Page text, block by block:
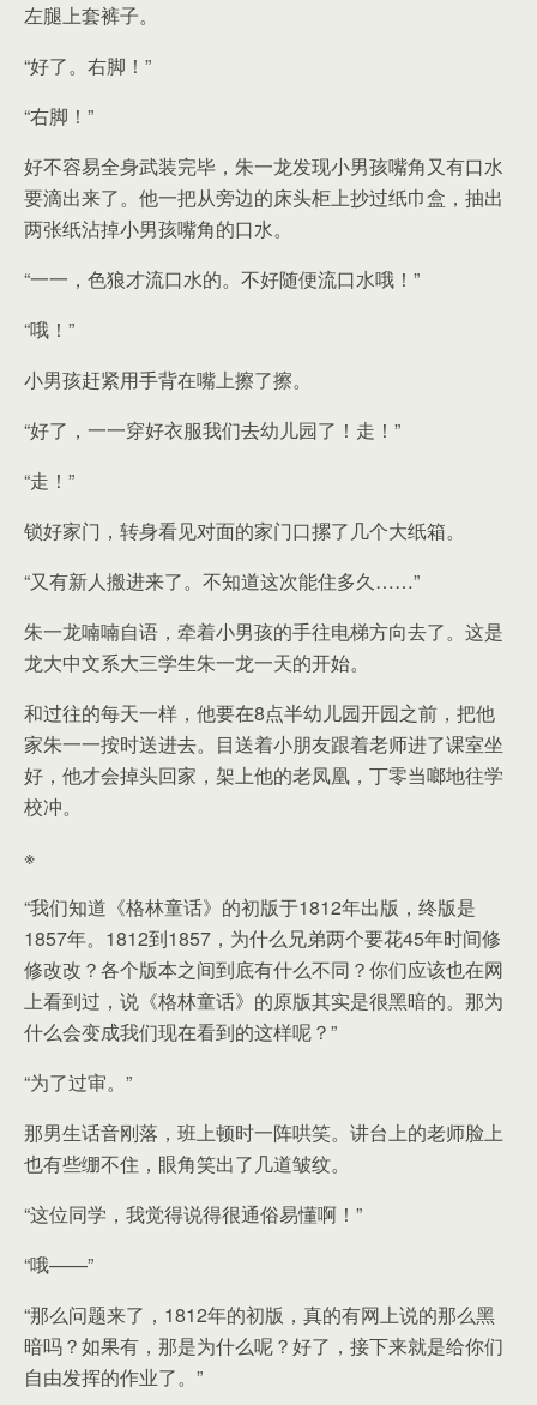
左腿上套裤子。
“好了。右脚！”
“右脚！”
好不容易全身武装完毕，朱一龙发现小男孩嘴角又有口水
要滴出来了。他一把从旁边的床头柜上抄过纸巾盒，抽出
两张纸沾掉小男孩嘴角的口水。
“一一，色狼才流口水的。不好随便流口水哦！”
“哦！”
小男孩赶紧用手背在嘴上擦了擦。
“好了，一一穿好衣服我们去幼儿园了！走！”
“走！”
锁好家门，转身看见对面的家门口摞了几个大纸箱。
“又有新人搬进来了。不知道这次能住多久……”
朱一龙喃喃自语，牵着小男孩的手往电梯方向去了。这是
龙大中文系大三学生朱一龙一天的开始。
和过往的每天一样，他要在8点半幼儿园开园之前，把他
家朱一一按时送进去。目送着小朋友跟着老师进了课室坐
好，他才会掉头回家，架上他的老凤凰，丁零当啷地往学
校冲。
※
“我们知道《格林童话》的初版于1812年出版，终版是
1857年。1812到1857，为什么兄弟两个要花45年时间修
修改改？各个版本之间到底有什么不同？你们应该也在网
上看到过，说《格林童话》的原版其实是很黑暗的。那为
什么会变成我们现在看到的这样呢？”
“为了过审。”
那男生话音刚落，班上顿时一阵哄笑。讲台上的老师脸上
也有些绷不住，眼角笑出了几道皱纹。
“这位同学，我觉得说得很通俗易懂啊！”
“哦——”
“那么问题来了，1812年的初版，真的有网上说的那么黑
暗吗？如果有，那是为什么呢？好了，接下来就是给你们
自由发挥的作业了。”